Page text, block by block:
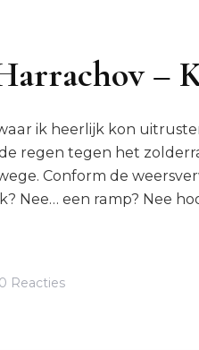
–
ik heerlijk kon
regen tegen het
Conform de
Nee… een ramp? Nee
0 ReactiesOp